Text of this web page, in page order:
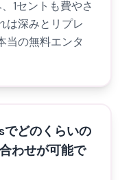
1セントも費やさ
は深みとリプレ
当の無料エンタ
どのくらいの
わせが可能で